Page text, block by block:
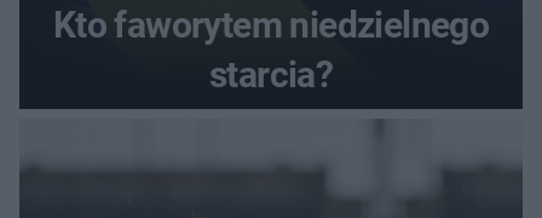
Kto faworytem niedzielnego
starcia?